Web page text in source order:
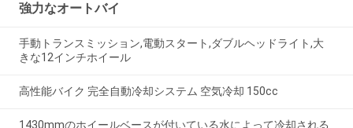
強力なオートバイ
手動トランスミッション,電動スタート,ダブルヘッドライト,大
きな12インチホイール
高性能バイク 完全自動冷却システム 空気冷却 150cc
1430mmのホイールベースが付いている水によって冷却される